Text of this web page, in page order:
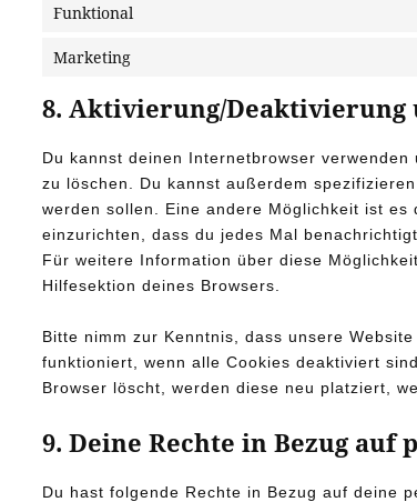
Funktional
Marketing
8. Aktivierung/Deaktivierung
Du kannst deinen Internetbrowser
zu löschen. Du kannst außerdem
werden sollen. Eine andere Möglichkeit ist
einzurichten, dass du jedes Mal
Für weitere Information über diese
Hilfesektion deines Browsers.
Bitte nimm zur Kenntnis, dass unsere
funktioniert, wenn alle Cookies deaktiviert
Browser löscht, werden diese neu platziert,
9. Deine Rechte in Bezug auf
Du hast folgende Rechte in Bezug auf deine